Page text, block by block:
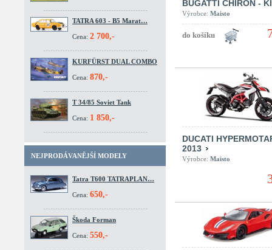
TATRA 603 - B5 Marat…
Cena: 2 700,-
KURFÜRST DUAL COMBO
Cena: 870,-
T 34/85 Soviet Tank
Cena: 1 850,-
NEJPRODÁVANĚJŠÍ MODELY
Tatra T600 TATRAPLAN…
Cena: 650,-
Škoda Forman
Cena: 550,-
BUGATTI CHIRON -
Výrobce: Maisto
DUCATI
2013
Výrobce: Maisto